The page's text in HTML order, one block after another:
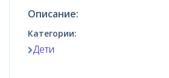
Описание:
Категории:
Дети